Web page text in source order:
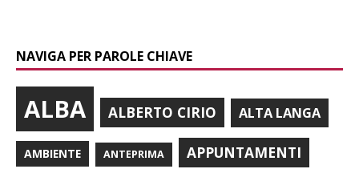
NAVIGA PER PAROLE CHIAVE
ALBA ALBERTO CIRIO ALTA LANGA
AMBIENTE ANTEPRIMA APPUNTAMENTI